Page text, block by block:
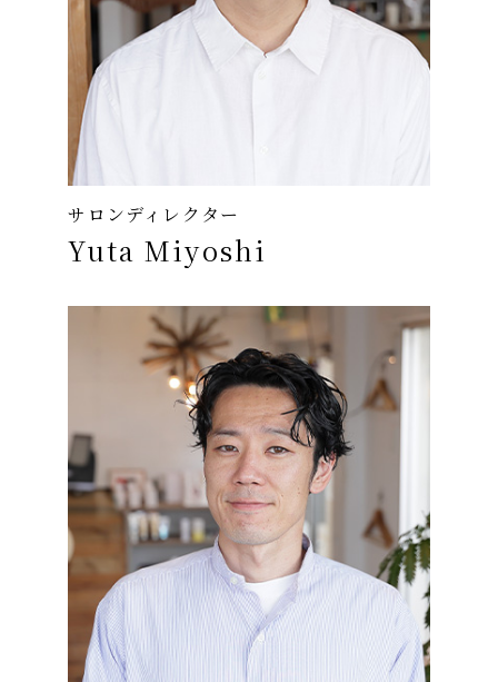
サロンディレクター
Yuta Miyoshi